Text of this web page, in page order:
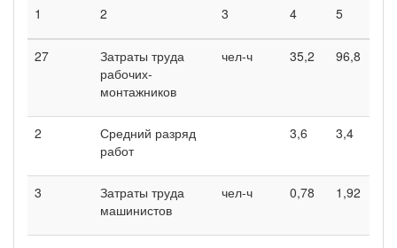
1 2 3 4 5
27
Затраты труда
рабочих-
монтажников
чел-ч 35,2 96,8
2
Средний разряд
работ
3,6 3,4
3
Затраты труда
машинистов
чел-ч 0,78 1,92